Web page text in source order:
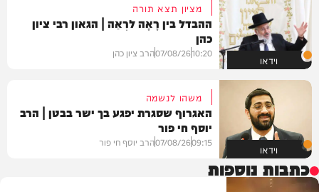
וידאו
מציון תצא תורה
ההבדל בין רָאָה לרְאֵה | הגאון רבי ציון
כהן
10:20
07/08/26הרב ציון כהן
וידאו
משהו לנשמה
האגרוף שסגרת יפגע בך ישר בבטן | הרב
יוסף חי פור
09:15
07/08/26הרב יוסף חי פור
כתבות נוספות